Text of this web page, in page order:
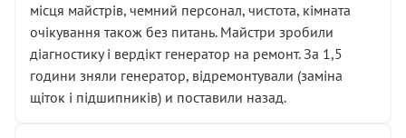
місця майстрів, чемний персонал, чистота, кімната
очікування також без питань. Майстри зробили
діагностику і вердікт генератор на ремонт. За 1,5
години зняли генератор, відремонтували (заміна
щіток і підшипників) и поставили назад.